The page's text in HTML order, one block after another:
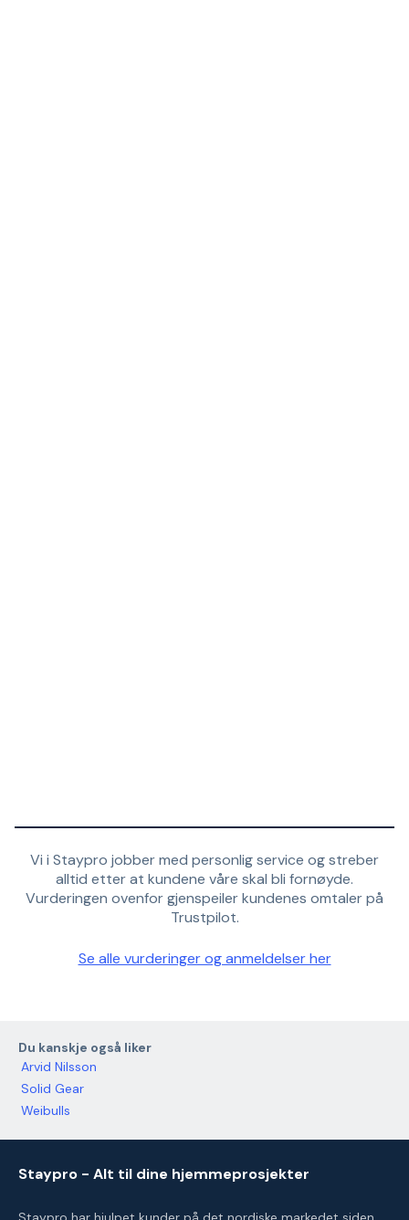
Vi i Staypro jobber med personlig service og streber
alltid etter at kundene våre skal bli fornøyde.
Vurderingen ovenfor gjenspeiler kundenes omtaler på
Trustpilot.
Se alle vurderinger og anmeldelser her
Du kanskje også liker
Arvid Nilsson
Solid Gear
Weibulls
Staypro - Alt til dine hjemmeprosjekter